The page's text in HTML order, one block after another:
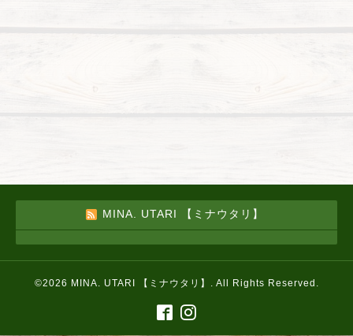
MINA. UTARI 【ミナウタリ】
©2026 MINA. UTARI 【ミナウタリ】 . All Rights Reserved.